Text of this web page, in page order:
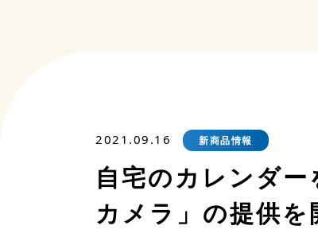
2021.09.16 新商品情報
自宅のカレンダ
カメラ」の提供を